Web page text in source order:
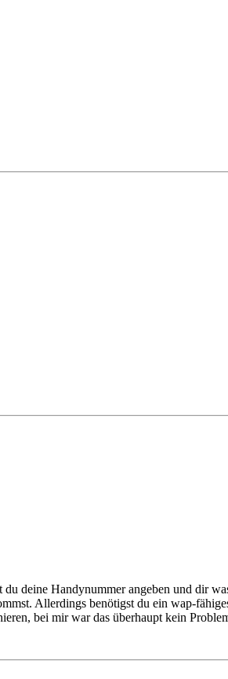
deine Handynummer angeben und dir
Allerdings benötigst du ein wap-
bei mir war das überhaupt kein